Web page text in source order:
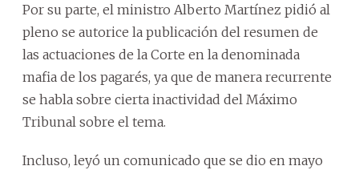
Por su parte, el ministro Alberto Martínez pidió al
pleno se autorice la publicación del resumen de
las actuaciones de la Corte en la denominada
mafia de los pagarés, ya que de manera recurrente
se habla sobre cierta inactividad del Máximo
Tribunal sobre el tema.
Incluso, leyó un comunicado que se dio en mayo